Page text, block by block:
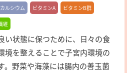
カルシウム ビタミンA ビタミンB群
維
い状態に保つために、日々の食
境を整えることで子宮内環境の
。野菜や海藻には腸内の善玉菌